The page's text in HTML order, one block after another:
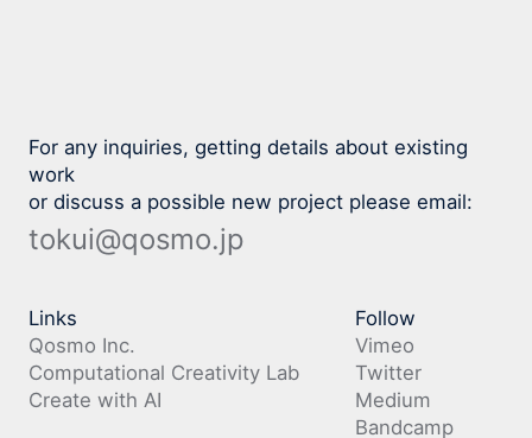
For any inquiries, getting details about existing
work
or discuss a possible new project please email:
tokui@qosmo.jp
Links
Qosmo Inc.
Computational Creativity Lab
Create with AI
Follow
Vimeo
Twitter
Medium
Bandcamp